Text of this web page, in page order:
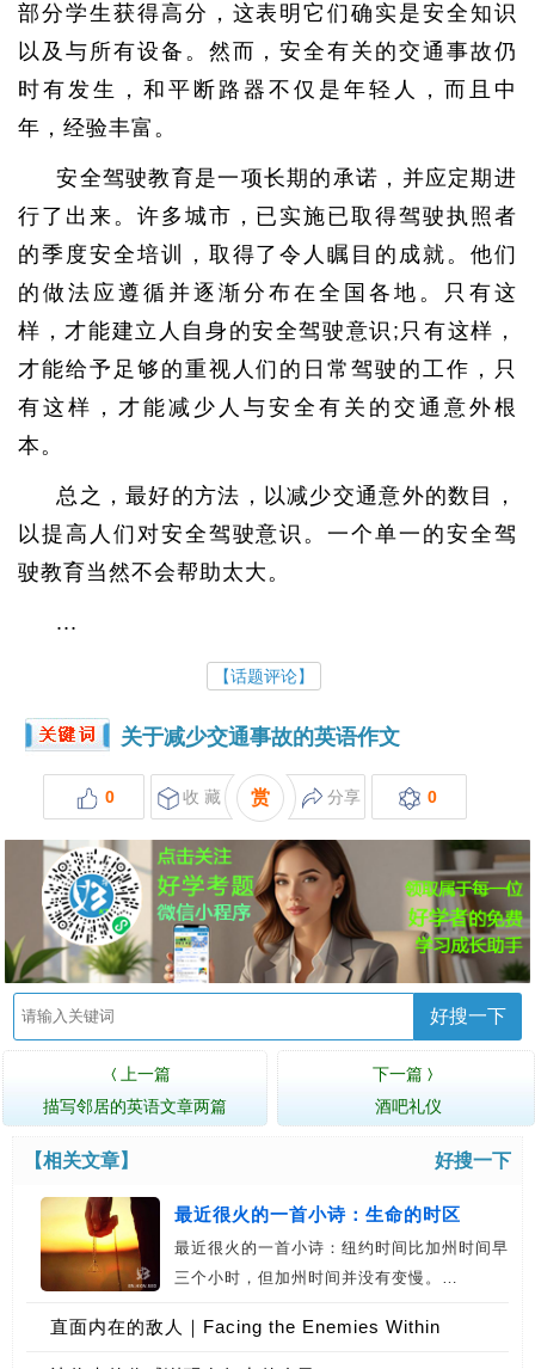
部分学生获得高分，这表明它们确实是安全知识
以及与所有设备。然而，安全有关的交通事故仍
时有发生，和平断路器不仅是年轻人，而且中
年，经验丰富。
安全驾驶教育是一项长期的承诺，并应定期进
行了出来。许多城市，已实施已取得驾驶执照者
的季度安全培训，取得了令人瞩目的成就。他们
的做法应遵循并逐渐分布在全国各地。只有这
样，才能建立人自身的安全驾驶意识 ; 只有这样，
才能给予足够的重视人们的日常驾驶的工作，只
有这样，才能减少人与安全有关的交通意外根
本。
总之，最好的方法，以减少交通意外的数目，
以提高人们对安全驾驶意识。一个单一的安全驾
驶教育当然不会帮助太大。
...
【话题评论】
关于减少交通事故的英语作文
0 收 藏 赏 分享 0
好搜一下
〈
上一篇
描写邻居的英语文章两篇
下一篇 〉
酒吧礼仪
【相关文章】 好搜一下
最近很火的一首小诗：生命的时区
Time z
最近很火的一首小诗：纽约时间比加州时间早
三个小时，但加州时间并没有变慢。…
直面内在的敌人｜Facing the Enemies Within